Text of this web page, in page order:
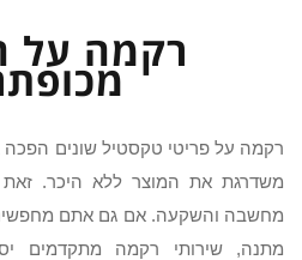
רקמה על
רקמה על פריטי טקסטיל שונים
משדרגת את המוצר ללא היכר.
מחשבה והשקעה. אם גם אתם
מתנה, שירותי רקמה מתקדמים